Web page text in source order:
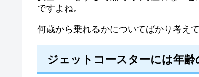
ですよね。
何歳から乗れるかについてばかり考え
ジェットコースターには年齢